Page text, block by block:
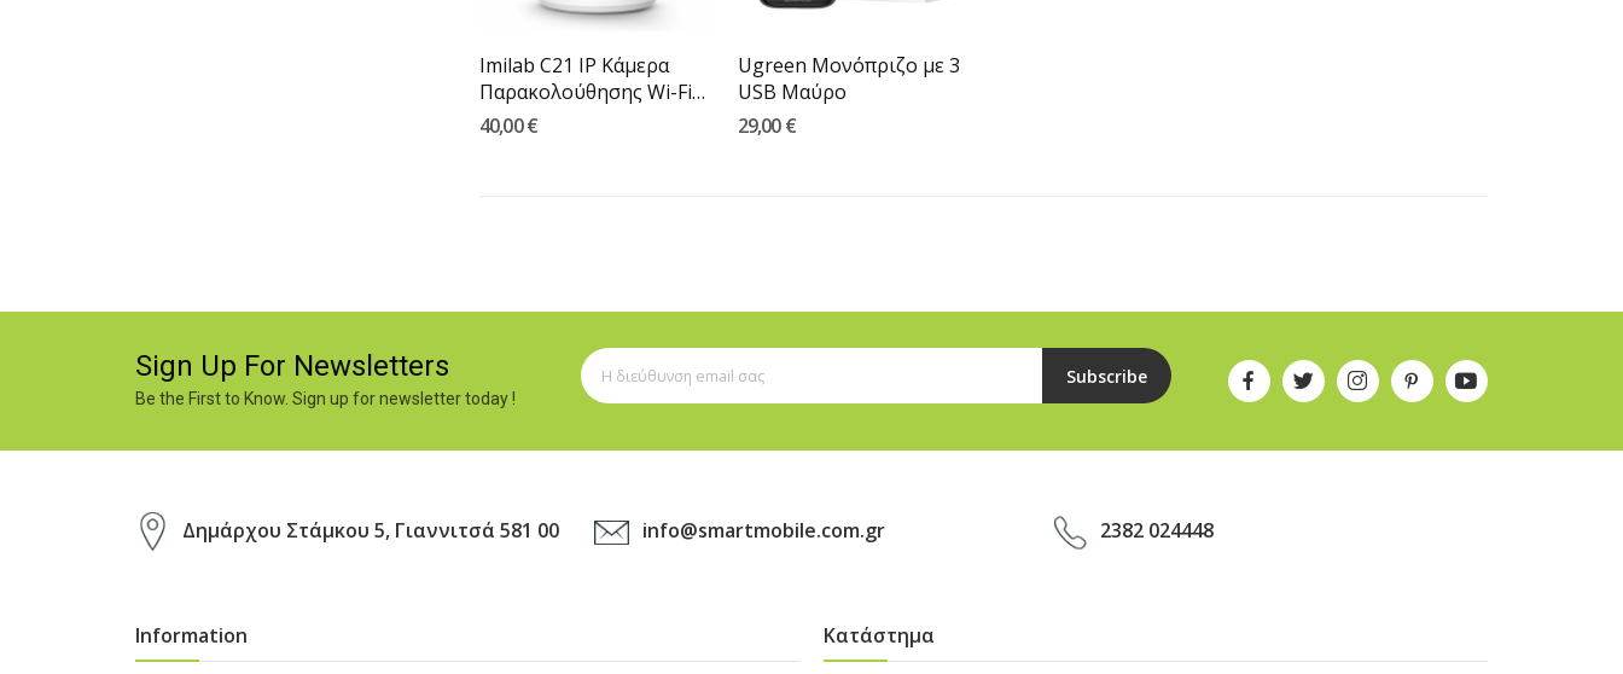
Imilab C21 IP Κάμερα
Παρακολούθησης Wi-Fi
1080p...
40,00 €
Ugreen Μονόπριζο με 3
USB Μαύρο
29,00 €
Sign Up For Newsletters
Be the First to Know. Sign up for newsletter today !
Subscribe
Δημάρχου Στάμκου 5, Γιαννιτσά 581 00 info@smartmobile.com.gr 2382 024448
Information Κατάστημα